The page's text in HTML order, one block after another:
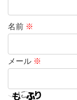
名前 ※
メール ※